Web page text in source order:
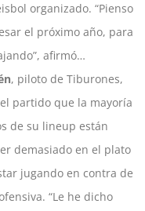
organizado. “Pienso
el próximo año, para
afirmó…
, piloto de Tiburones,
partido que la mayoría
de su lineup están
demasiado en el plato
jugando en contra de
“Le he dicho